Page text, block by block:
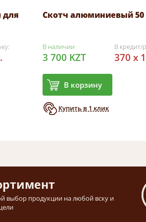
для
Скотч алюминиевый
В наличии
3 700 KZT
В корзину
Купить в 1 клик
В кредит/
370 x
выбор продукции на любой вску и